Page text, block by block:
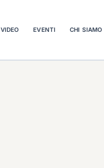
VIDEO EVENTI CHI SIAMO